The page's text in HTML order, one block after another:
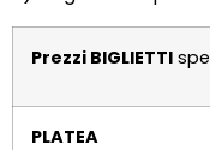
Prezzi BIGLIETTI
PLATEA